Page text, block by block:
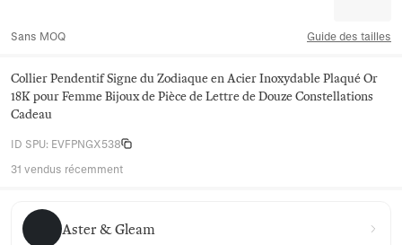
Sans MOQ Guide des tailles
Collier Pendentif Signe du Zodiaque en Acier Inoxydable Plaqué Or
18K pour Femme Bijoux de Pièce de Lettre de Douze Constellations
Cadeau
ID SPU: EVFPNGX538
31 vendus récemment
Aster & Gleam
Aster & Gleam